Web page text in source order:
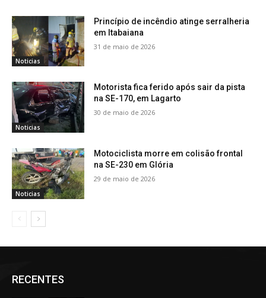
Noticias
Princípio de incêndio atinge serralheria
em Itabaiana
31 de maio de 2026
Noticias
Motorista fica ferido após sair da pista
na SE-170, em Lagarto
30 de maio de 2026
Noticias
Motociclista morre em colisão frontal
na SE-230 em Glória
29 de maio de 2026
RECENTES